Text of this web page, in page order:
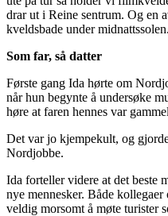
drar ut i Reine sentrum. Og en
kveldsbade under
Som far, så datter
Første gang Ida hørte om
når hun begynte å undersøke
høre at faren hennes var
Det var jo kjempekult, og
Nordjobbe.
Ida forteller videre at det beste
nye mennesker. Både
veldig morsomt å møte turister